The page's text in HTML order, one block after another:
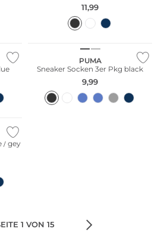
11,99
blue
Große Größen
PUMA
Sneaker Socken 3er Pkg black
9,99
/ gey
1 VON 15